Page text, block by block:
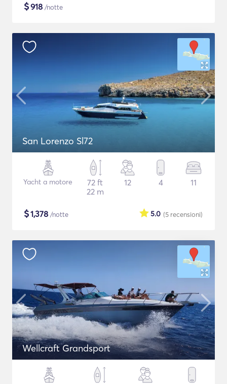
$918 /notte
San Lorenzo Sl72
Yacht a motore
72 ft
22 m
12 4 11
$1,378 /notte (5 recensioni)
5.0
Wellcraft Grandsport